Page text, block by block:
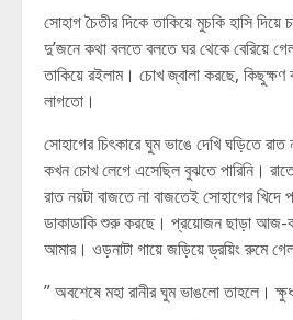
সোহাগ চৈতীর দিকে তাকিয়ে মুচকি হাসি দিয়ে
দু’জনে কথা বলতে বলতে ঘর থেকে বেরিয়ে
তাকিয়ে রইলাম। চোখ জ্বালা করছে, কিছুক্ষণ
লাগতো।
সোহাগের চিৎকারে ঘুম ভাঙে দেখি ঘড়িতে
কখন চোখ লেগে এসেছিল বুঝতে পারিনি।
রাত নয়টা বাজতে না বাজতেই সোহাগের
ডাকাডাকি শুরু করছে। প্রয়োজন ছাড়া আজ-
আমার। ওড়নাটা গায়ে জড়িয়ে ড্রয়িং রুমে
” অবশেষে মহা রানীর ঘুম ভাঙলো তাহলে।